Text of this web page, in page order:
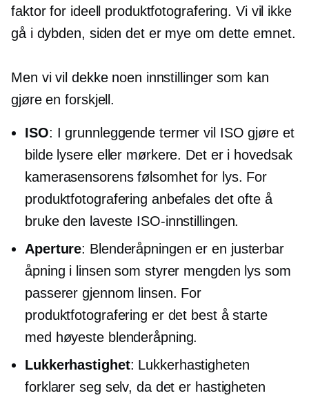
faktor for ideell produktfotografering. Vi vil ikke
gå i dybden, siden det er mye om dette emnet.
Men vi vil dekke noen innstillinger som kan
gjøre en forskjell.
ISO: I grunnleggende termer vil ISO gjøre et
bilde lysere eller mørkere. Det er i hovedsak
kamerasensorens følsomhet for lys. For
produktfotografering anbefales det ofte å
bruke den laveste ISO-innstillingen.
Aperture: Blenderåpningen er en justerbar
åpning i linsen som styrer mengden lys som
passerer gjennom linsen. For
produktfotografering er det best å starte
med høyeste blenderåpning.
Lukkerhastighet: Lukkerhastigheten
forklarer seg selv, da det er hastigheten